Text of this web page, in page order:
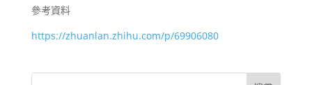
參考資料
https://zhuanlan.zhihu.com/p/69906080